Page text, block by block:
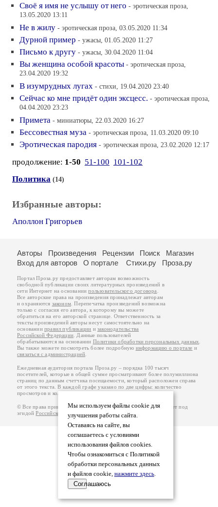
Своё я имя не услышу от него - эротическая проза,
13.05.2020 13:11
Не в жилу - эротическая проза, 03.05.2020 11:34
Дурной пример - ужасы, 01.05.2020 11:27
Письмо к другу - ужасы, 30.04.2020 11:04
Вы женщина особой красоты - эротическая проза,
23.04.2020 19:32
В изумрудных лугах - стихи, 19.04.2020 23:40
Сейчас ко мне придёт один эксцесс. - эротическая проза,
04.04.2020 23:23
Примета - миниатюры, 22.03.2020 16:27
Бессовестная муза - эротическая проза, 11.03.2020 09:10
Эротическая пародия - эротическая проза, 23.02.2020 12:17
продолжение: 1-50 51-100 101-102
Политика (14)
Избранные авторы:
Аполлон Григорьев
Мы используем файлы cookie для
улучшения работы сайта.
Оставаясь на сайте, вы
соглашаетесь с условиями
использования файлов cookies.
Чтобы ознакомиться с Политикой
обработки персональных данных
и файлов cookie, нажмите здесь.
Соглашаюсь
Авторы Произведения Рецензии Поиск
Магазин
Вход для авторов
О портале Стихи.ру Проза.ру
Портал Проза.ру предоставляет авторам возможность
свободной публикации своих литературных произведений в
сети Интернет на основаниипользовательского договора
Все авторские права на произведения принадлежат авторам
и охраняются законом . Перепечатка произведений возможна
только с согласия его автора, к которому вы можете
обратиться на его авторской странице. Ответственность за
тексты произведений авторы несут самостоятельно на
основанииправил публикации изаконодательства
Российской Федерации . Данные пользователей
обрабатываются на основании Политики обработки персональных данных
Вы также можете посмотреть более подробную информацию о портале и
связаться с администрацией
Ежедневная аудитория портала Проза.ру – порядка 100 тысяч
посетителей, которые в общей сумме просматривают более полумиллиона
страниц по данным счетчика посещаемости, который расположен справа
от этого текста. В каждой графе указано по две цифры: количество
просмотров и количество посетителей.
© Все права принадлежат авторам, 2000-2026. Портал работает под
эгидойРоссийского союза писателей.